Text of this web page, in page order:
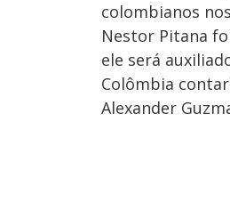
colombianos
Nestor Pitana
ele será
Colômbia
Alexander